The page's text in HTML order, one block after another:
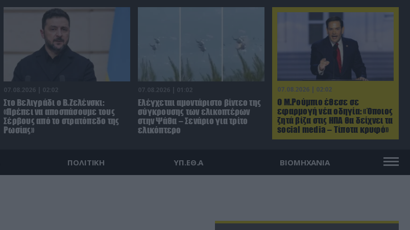
07.08.2026 | 02:02
Ο Μ.Ρούμπιο έθεσε σε
εφαρμογή νέα οδηγία: «Όποιος
ζητά βίζα στις ΗΠΑ θα δείχνει τα
social media – Τίποτα κρυφό»
07.08.2026 | 02:02
Στο Βελιγράδι ο Β.Ζελένσκι:
«Πρέπει να αποσπάσουμε τους
Σέρβους από το στρατόπεδο της
Ρωσίας»
07.08.2026 | 01:02
Ελέγχεται αμοντάριστο βίντεο της
σύγκρουσης των ελικοπτέρων
στην Ψάθα – Σενάριο για τρίτο
ελικόπτερο
ΠΟΛΙΤΙΚΗ ΥΠ.ΕΘ.Α ΒΙΟΜΗΧΑΝΙΑ